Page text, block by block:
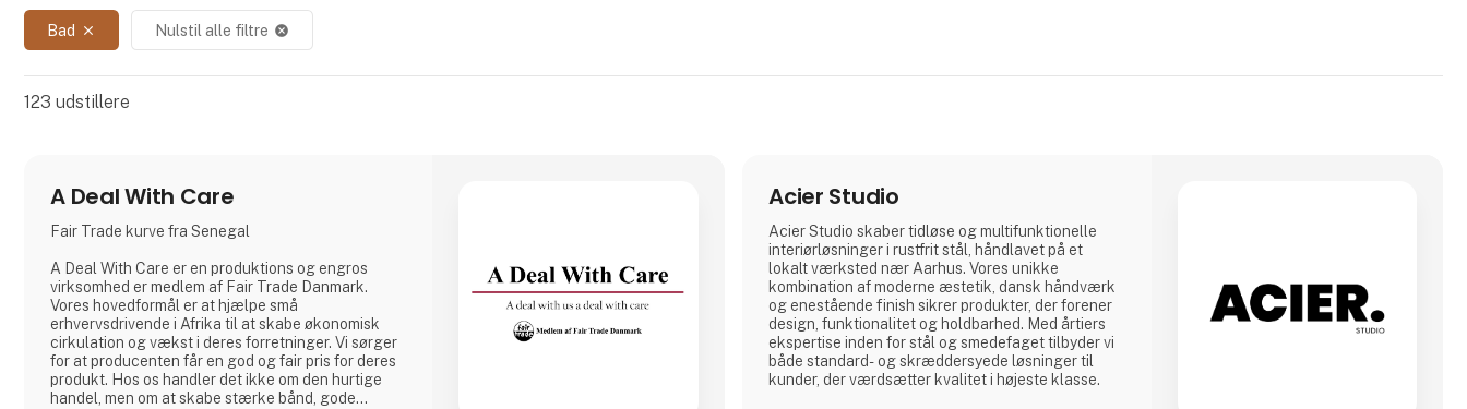
Bad close Nulstil alle filtre cancel
123 udstillere
A Deal With Care
Fair Trade kurve fra Senegal
A Deal With Care er en produktions og engros
virksomhed er medlem af Fair Trade Danmark.
Vores hovedformål er at hjælpe små
erhvervsdrivende i Afrika til at skabe økonomisk
cirkulation og vækst i deres forretninger. Vi sørger
for at producenten får en god og fair pris for deres
produkt. Hos os handler det ikke om den hurtige
handel, men om at skabe stærke bånd, gode
Acier Studio
Acier Studio skaber tidløse og multifunktionelle
interiørløsninger i rustfrit stål, håndlavet på et
lokalt værksted nær Aarhus. Vores unikke
kombination af moderne æstetik, dansk håndværk
og enestående finish sikrer produkter, der forener
design, funktionalitet og holdbarhed. Med årtiers
ekspertise inden for stål og smedefaget tilbyder vi
både standard- og skræddersyede løsninger til
kunder, der værdsætter kvalitet i højeste klasse.